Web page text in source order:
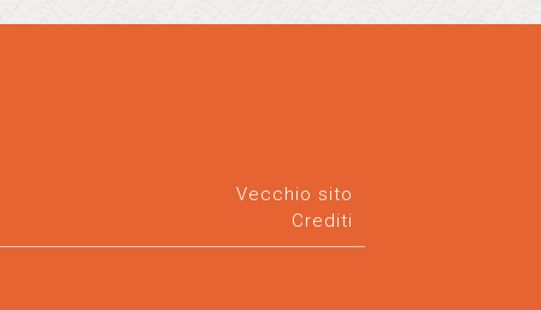
Vecchio sito
Crediti